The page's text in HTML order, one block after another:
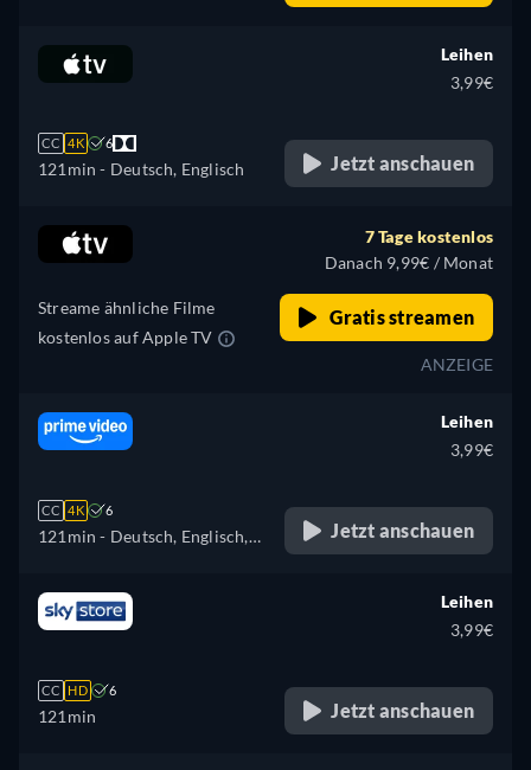
Spanisch, Spanisch
(Lateinamerika), Französisch,
Japanisch, Koreanisch,
Polnisch, Portugiesisch
CC 4K 6
121min - Deutsch, Englisch
Leihen
3,99€
Jetzt anschauen
Streame ähnliche Filme
kostenlos auf Apple TV
7 Tage kostenlos
Danach 9,99€ / Monat
Gratis streamen
ANZEIGE
CC 4K 6
121min - Deutsch, Englisch,
Italienisch, Polnisch,
Portugiesisch
Leihen
3,99€
Jetzt anschauen
CC HD 6
121min
Leihen
3,99€
Jetzt anschauen